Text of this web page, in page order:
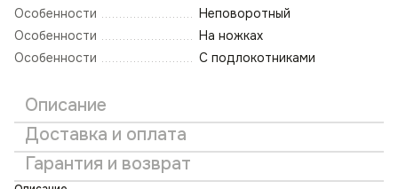
Особенности
Неповоротный
Особенности
На ножках
Особенности
С подлокотниками
Описание
Доставка и оплата
Гарантия и возврат